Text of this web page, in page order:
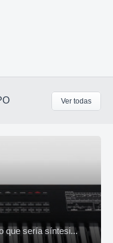
Ver todas
que sería síntesi...